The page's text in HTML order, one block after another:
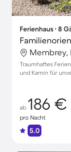
Ferienhaus ∙ 8
Traumhaftes
und Kamin für
ab 186 €
pro Nacht
5.0